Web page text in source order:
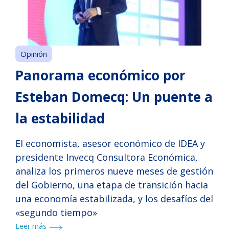
Opinión
Panorama económico por
Esteban Domecq: Un puente a
la estabilidad
El economista, asesor económico de IDEA y
presidente Invecq Consultora Económica,
analiza los primeros nueve meses de gestión
del Gobierno, una etapa de transición hacia
una economía estabilizada, y los desafíos del
«segundo tiempo»
Leer más